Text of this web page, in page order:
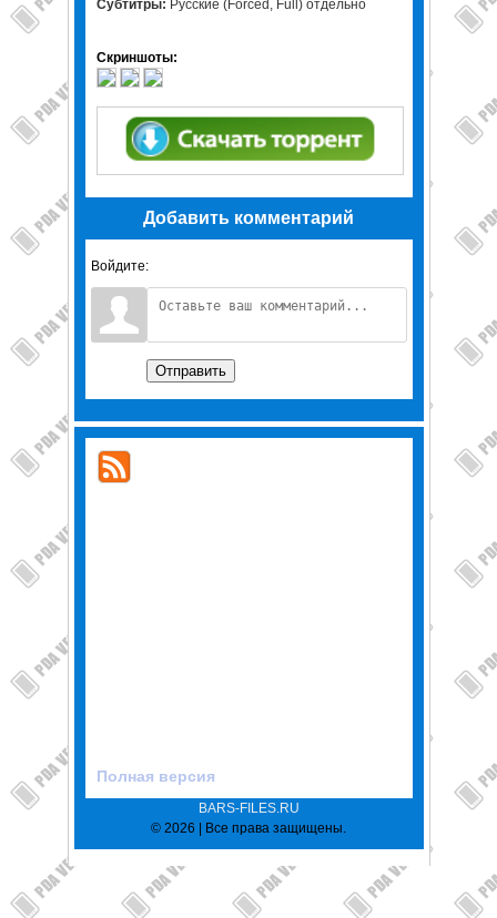
Субтитры: Русские (Forced, Full) отдельно
Скриншоты:
Добавить комментарий
Войдите:
Отправить
Полная версия
BARS-FILES.RU
© 2026 | Все права защищены.